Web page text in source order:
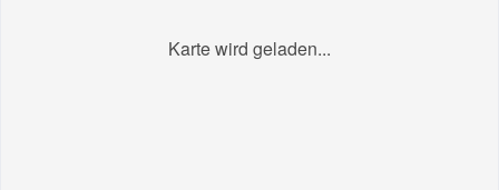
Karte wird geladen...